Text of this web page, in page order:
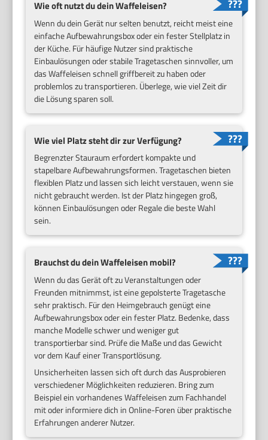
Wie oft nutzt du dein Waffeleisen?
Wenn du dein Gerät nur selten benutzt, reicht meist eine
einfache Aufbewahrungsbox oder ein fester Stellplatz in
der Küche. Für häufige Nutzer sind praktische
Einbaulösungen oder stabile Tragetaschen sinnvoller, um
das Waffeleisen schnell griffbereit zu haben oder
problemlos zu transportieren. Überlege, wie viel Zeit dir
die Lösung sparen soll.
Wie viel Platz steht dir zur Verfügung?
Begrenzter Stauraum erfordert kompakte und
stapelbare Aufbewahrungsformen. Tragetaschen bieten
flexiblen Platz und lassen sich leicht verstauen, wenn sie
nicht gebraucht werden. Ist der Platz hingegen groß,
können Einbaulösungen oder Regale die beste Wahl
sein.
Brauchst du dein Waffeleisen mobil?
Wenn du das Gerät oft zu Veranstaltungen oder
Freunden mitnimmst, ist eine gepolsterte Tragetasche
sehr praktisch. Für den Heimgebrauch genügt eine
Aufbewahrungsbox oder ein fester Platz. Bedenke, dass
manche Modelle schwer und weniger gut
transportierbar sind. Prüfe die Maße und das Gewicht
vor dem Kauf einer Transportlösung.
Unsicherheiten lassen sich oft durch das Ausprobieren
verschiedener Möglichkeiten reduzieren. Bring zum
Beispiel ein vorhandenes Waffeleisen zum Fachhandel
mit oder informiere dich in Online-Foren über praktische
Erfahrungen anderer Nutzer.